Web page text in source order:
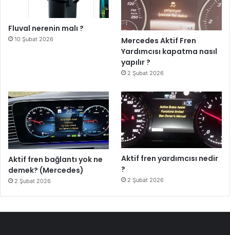
Fluval nerenin malı ?
10 Şubat 2026
Mercedes Aktif Fren
Yardımcısı kapatma nasıl
yapılır ?
2 Şubat 2026
Aktif fren bağlantı yok ne
demek? (Mercedes)
2 Şubat 2026
Aktif fren yardımcısı nedir
?
2 Şubat 2026